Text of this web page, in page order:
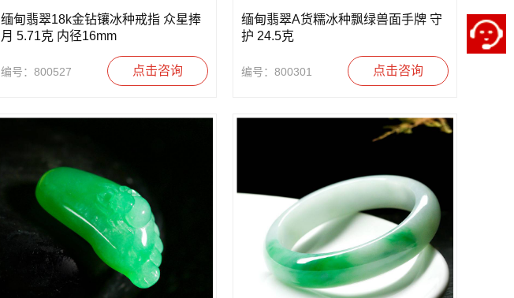
缅甸翡翠18k金钻镶冰种戒指 众星捧
月 5.71克 内径16mm
编号：800527 点击咨询
缅甸翡翠A货糯冰种飘绿兽面手牌 守
护 24.5克
编号：800301 点击咨询